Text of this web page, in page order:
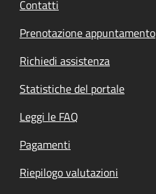
Contatti
Prenotazione appuntamento
Richiedi assistenza
Statistiche del portale
Leggi le FAQ
Pagamenti
Riepilogo valutazioni